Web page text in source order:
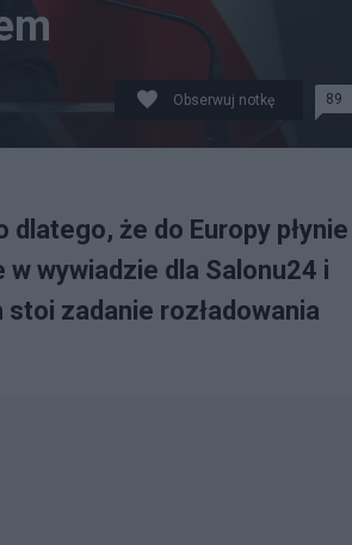
Obserwuj notkę 89
że do Europy płynie
wywiadzie dla Salonu24 i
zadanie rozładowania